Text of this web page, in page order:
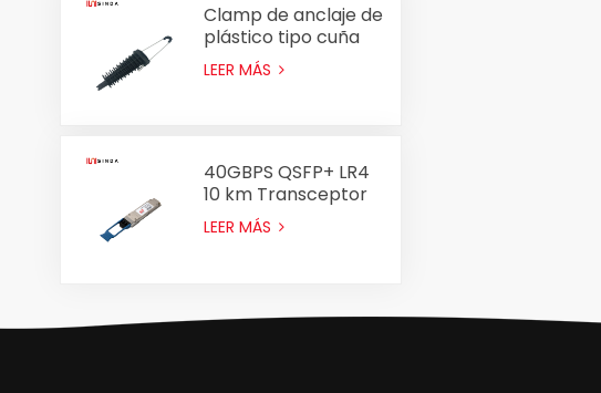
Clamp de anclaje de
plástico tipo cuña
Clamp PA2000
PA2000 para cable
LEER MÁS
40GBPS QSFP+ LR4
10 km Transceptor
óptico
LEER MÁS